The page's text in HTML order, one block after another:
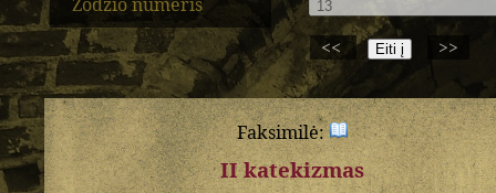
<<
>>
Faksimilė:
II katekizmas